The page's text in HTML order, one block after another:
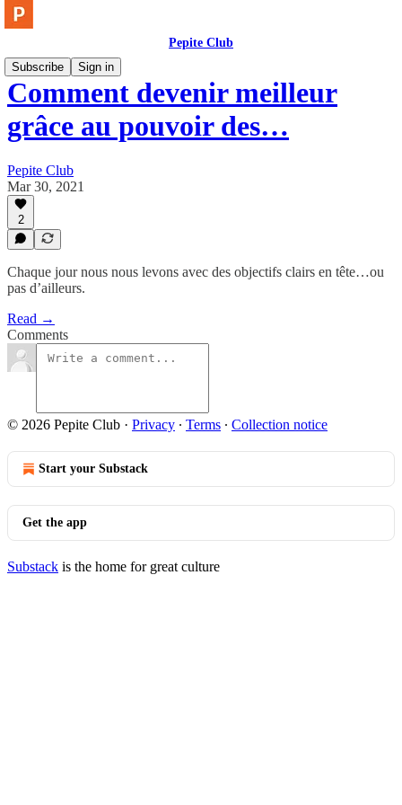
Pepite Club
Subscribe
Sign in
Comment devenir meilleur
grâce au pouvoir des…
Pepite Club
Mar 30, 2021
2
Chaque jour nous nous levons avec des objectifs clairs en tête…ou
pas d’ailleurs.
Read →
Comments
© 2026 Pepite Club · Privacy ∙ Terms ∙ Collection notice
Start your Substack
Get the app
Substack is the home for great culture